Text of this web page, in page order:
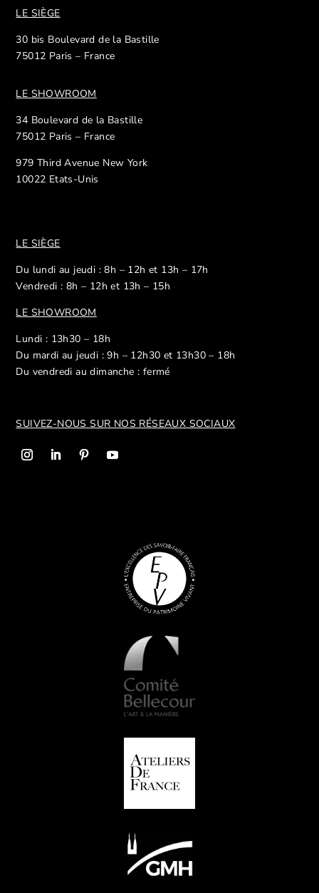
LE SIÈGE
30 bis Boulevard de la Bastille
75012 Paris – France
LE SHOWROOM
34 Boulevard de la Bastille
75012 Paris – France
979 Third Avenue New York
10022 Etats-Unis
LE SIÈGE
Du lundi au jeudi : 8h – 12h et 13h – 17h
Vendredi : 8h – 12h et 13h – 15h
LE SHOWROOM
Lundi : 13h30 – 18h
Du mardi au jeudi : 9h – 12h30 et 13h30 – 18h
Du vendredi au dimanche : fermé
SUIVEZ-NOUS SUR NOS RÉSEAUX SOCIAUX